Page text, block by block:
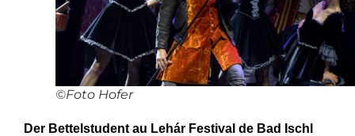
©Foto Hofer
Der Bettelstudent au Lehár Festival de Bad Ischl